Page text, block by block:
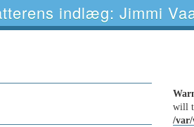
indlæg: Jimmi
will
/